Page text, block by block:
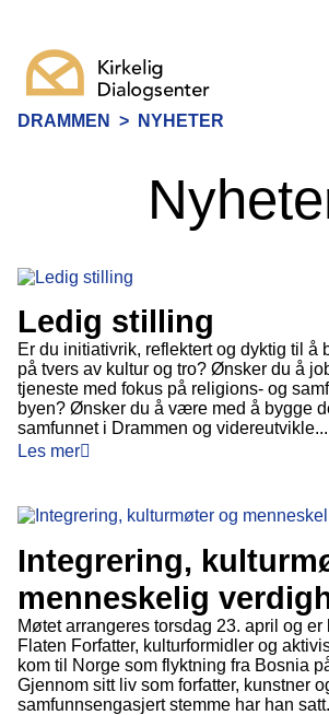
DRAMMEN > NYHETER
Ledig stilling
Er du initiativrik, reflektert og dyktig til å
på tvers av kultur og tro? Ønsker du å
tjeneste med fokus på religions- og
byen? Ønsker du å være med å bygge
samfunnet i Drammen og videreutvikle...
Les mer
Integrering,
menneskelig
Møtet arrangeres torsdag 23. april og er
Flaten Forfatter, kulturformidler og
kom til Norge som flyktning fra Bosnia
Gjennom sitt liv som forfatter, kunstner
samfunnsengasjert stemme har han